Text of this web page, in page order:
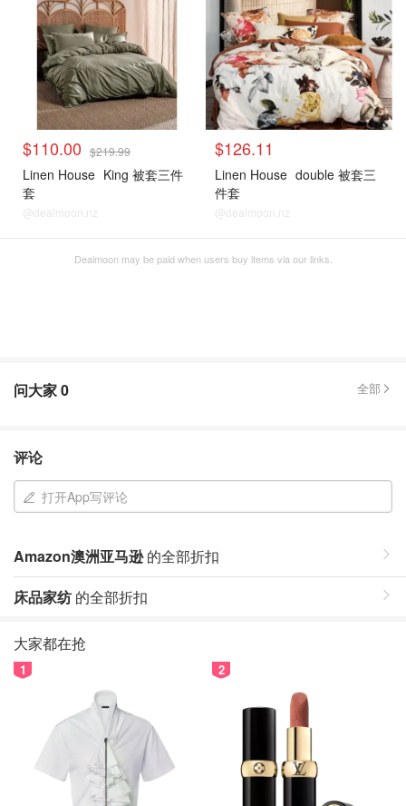
$110.00 $219.99
Linen House King 被套三件
套
@dealmoon.nz
$126.11
Linen House double 被套三
件套
@dealmoon.nz
Dealmoon may be paid when users buy items via our links.
问大家0 全部
评论
打开App写评论
Amazon澳洲亚马逊的全部折扣
床品家纺 的全部折扣
大家都在抢
1 2